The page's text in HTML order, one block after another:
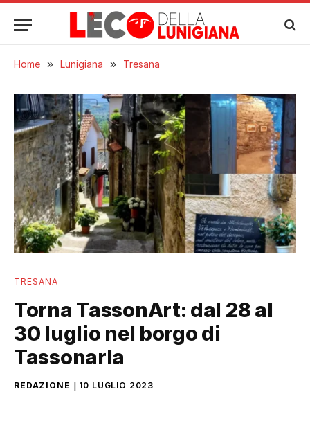
Home » Lunigiana » Tresana
TRESANA
Torna TassonArt: dal 28 al
30 luglio nel borgo di
Tassonarla
REDAZIONE 10 LUGLIO 2023